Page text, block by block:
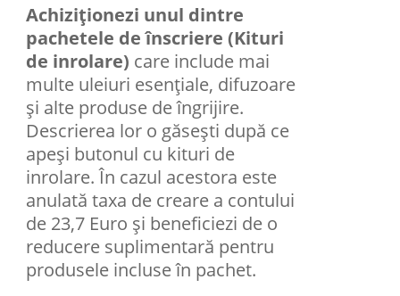
Achiziționezi unul dintre
pachetele de înscriere (Kituri
de inrolare) care include mai
multe uleiuri esenţiale, difuzoare
şi alte produse de îngrijire.
Descrierea lor o găsești după ce
apeși butonul cu kituri de
inrolare. În cazul acestora este
anulată taxa de creare a contului
de 23,7 Euro și beneficiezi de o
reducere suplimentară pentru
produsele incluse în pachet.